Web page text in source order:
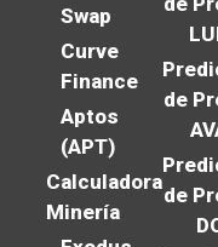
Swap
Curve
Finance
Aptos
(APT)
Calculadora
Minería
de
de